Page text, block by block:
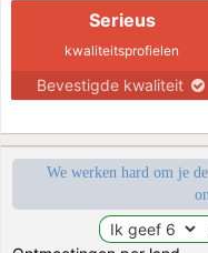
Serieus
kwaliteitsprofielen
Bevestigde kwaliteit
We werken hard om je